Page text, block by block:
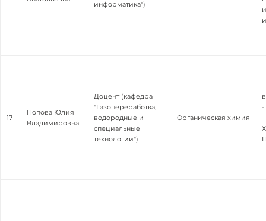
информатика")
17
Попова Юлия
Владимировна
Доцент (кафедра
"Газопереработка,
водородные и
специальные
технологии")
Органическая химия
-